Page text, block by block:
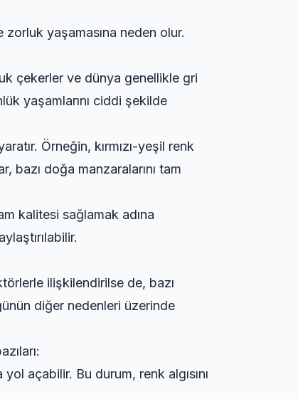
zorluk yaşamasına neden olur.
çekerler ve dünya genellikle gri
yaşamlarını ciddi şekilde
Örneğin, kırmızı-yeşil renk
bazı doğa manzaralarını tam
kalitesi sağlamak adına
ilişkilendirilse de, bazı
diğer nedenleri üzerinde
açabilir. Bu durum, renk algısını